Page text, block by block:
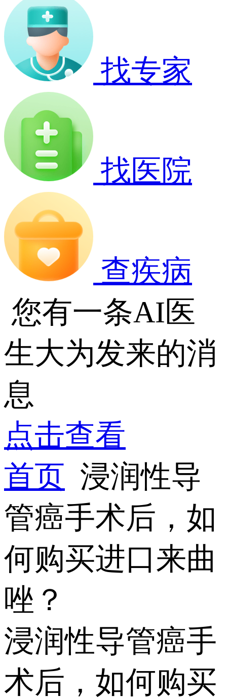
找专家
找医院
查疾病
您有一条AI医
生大为发来的消
息
点击查看
首页 浸润性导
管癌手术后，如
何购买进口来曲
唑？
浸润性导管癌手
术后，如何购买